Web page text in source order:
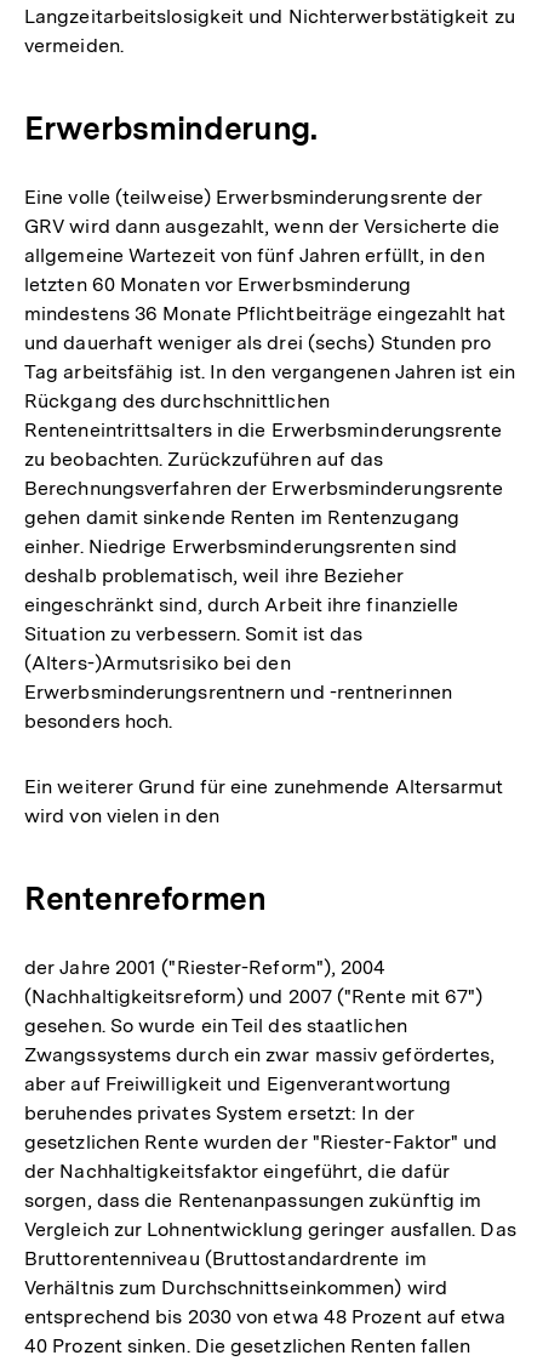
Langzeitarbeitslosigkeit und Nichterwerbstätigkeit zu
vermeiden.
Erwerbsminderung.
Eine volle (teilweise) Erwerbsminderungsrente der
GRV wird dann ausgezahlt, wenn der Versicherte die
allgemeine Wartezeit von fünf Jahren erfüllt, in den
letzten 60 Monaten vor Erwerbsminderung
mindestens 36 Monate Pflichtbeiträge eingezahlt hat
und dauerhaft weniger als drei (sechs) Stunden pro
Tag arbeitsfähig ist. In den vergangenen Jahren ist ein
Rückgang des durchschnittlichen
Renteneintrittsalters in die Erwerbsminderungsrente
zu beobachten. Zurückzuführen auf das
Berechnungsverfahren der Erwerbsminderungsrente
gehen damit sinkende Renten im Rentenzugang
einher. Niedrige Erwerbsminderungsrenten sind
deshalb problematisch, weil ihre Bezieher
eingeschränkt sind, durch Arbeit ihre finanzielle
Situation zu verbessern. Somit ist das
(Alters-)Armutsrisiko bei den
Erwerbsminderungsrentnern und -rentnerinnen
besonders hoch.
Ein weiterer Grund für eine zunehmende Altersarmut
wird von vielen in den
Rentenreformen
der Jahre 2001 ("Riester-Reform"), 2004
(Nachhaltigkeitsreform) und 2007 ("Rente mit 67")
gesehen. So wurde ein Teil des staatlichen
Zwangssystems durch ein zwar massiv gefördertes,
aber auf Freiwilligkeit und Eigenverantwortung
beruhendes privates System ersetzt: In der
gesetzlichen Rente wurden der "Riester-Faktor" und
der Nachhaltigkeitsfaktor eingeführt, die dafür
sorgen, dass die Rentenanpassungen zukünftig im
Vergleich zur Lohnentwicklung geringer ausfallen. Das
Bruttorentenniveau (Bruttostandardrente im
Verhältnis zum Durchschnittseinkommen) wird
entsprechend bis 2030 von etwa 48 Prozent auf etwa
40 Prozent sinken. Die gesetzlichen Renten fallen